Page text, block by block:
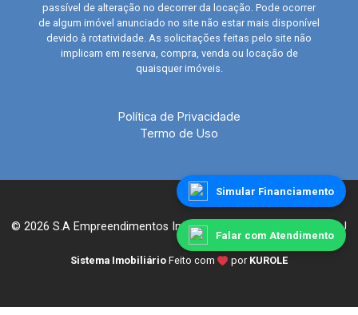
passível de alteração no decorrer da locação. Pode ocorrer
de algum imóvel anunciado no site não estar mais disponível
devido à rotatividade. As solicitações feitas pelo site não
implicam em reserva, compra, venda ou locação de
quaisquer imóveis.
Política de Privacidade
Termo de Uso
© 2026 S.A Empreendimentos Imobiliários LTDA. - CRECI 15540J
Sistema Imobiliário Feito com por KUROLE
Falar com Atendimento
Simular Financiamento